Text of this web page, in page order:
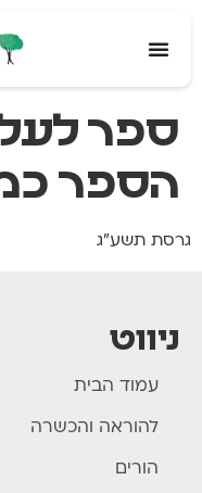
ספר
הספר
גרסת תשע"ג
ניווט
עמוד הבית
להוראה והכשרה
הורים